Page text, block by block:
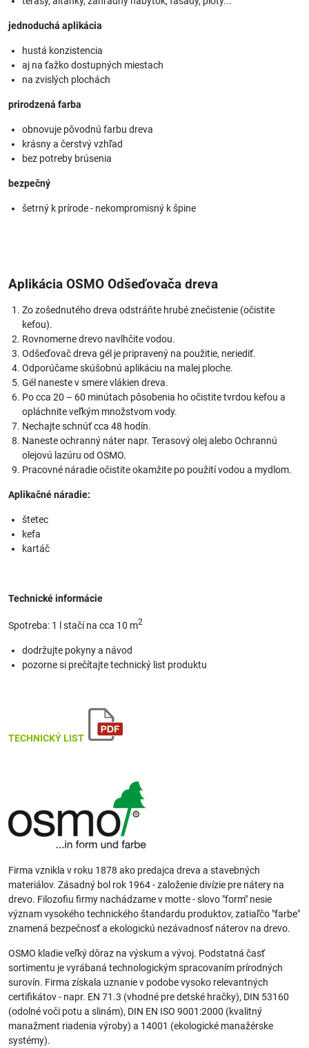
jednoduchá aplikácia
hustá konzistencia
aj na ťažko dostupných miestach
na zvislých plochách
prirodzená farba
obnovuje pôvodnú farbu dreva
krásny a čerstvý vzhľad
bez potreby brúsenia
bezpečný
šetrný k prírode - nekompromisný k špine
Aplikácia OSMO Odšeďovača dreva
Zo zošednutého dreva odstráňte hrubé znečistenie (očistite
kefou).
Rovnomerne drevo navlhčite vodou.
Odšeďovač dreva gél je pripravený na použitie, neriediť.
Odporúčame skúšobnú aplikáciu na malej ploche.
Gél naneste v smere vlákien dreva.
Po cca 20 – 60 minútach pôsobenia ho očistite tvrdou kefou a
opláchnite veľkým množstvom vody.
Nechajte schnúť cca 48 hodín.
Naneste ochranný náter napr. Terasový olej alebo Ochrannú
olejovú lazúru od OSMO.
Pracovné náradie očistite okamžite po použití vodou a mydlom.
Aplikačné náradie:
štetec
kefa
kartáč
Technické informácie
Spotreba: 1 l stačí na cca 10 m2
dodržujte pokyny a návod
pozorne si prečítajte technický list produktu
TECHNICKÝ LIST
Firma vznikla v roku 1878 ako predajca dreva a stavebných
materiálov. Zásadný bol rok 1964 - založenie divízie pre nátery na
drevo. Filozofiu firmy nachádzame v motte - slovo "form" nesie
význam vysokého technického štandardu produktov, zatiaľčo "farbe"
znamená bezpečnosť a ekologickú nezávadnosť náterov na drevo.
OSMO kladie veľký dôraz na výskum a vývoj. Podstatná časť
sortimentu je vyrábaná technologickým spracovaním prírodných
surovín. Firma získala uznanie v podobe vysoko relevantných
certifikátov - napr. EN 71.3 (vhodné pre detské hračky), DIN 53160
(odolné voči potu a slinám), DIN EN ISO 9001:2000 (kvalitný
manažment riadenia výroby) a 14001 (ekologické manažérske
systémy).